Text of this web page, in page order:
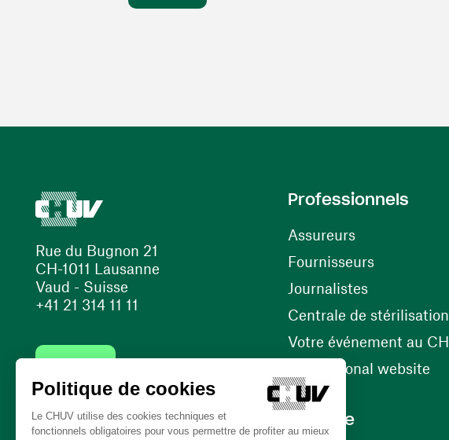
Rue du Bugnon 21
CH-1011 Lausanne
Vaud - Suisse
+41 21 314 11 11
Professionnels
Assureurs
Fournisseurs(ouvre une
Journalistes
Centrale de stérilisation
Votre événement au
International website
Carrière